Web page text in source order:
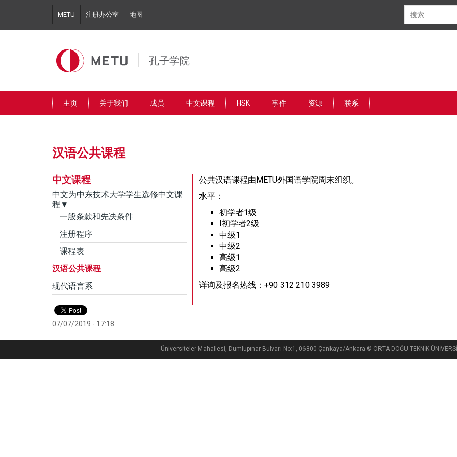
main
METU 注册办公室 地图
孔子学院
主页 关于我们 成员 中文课程 HSK 事件 资源 联系
汉语公共课程
中文课程
中文为中东技术大学学生选修中文课
程 ▾
一般条款和先决条件
注册程序
课程表
汉语公共课程
现代语言系
07/07/2019 - 17:18
公共汉语课程由METU外国语学院周末组织。
水平：
初学者1级
I初学者2级
中级1
中级2
高级1
高级2
详询及报名热线：+90 312 210 3989
Üniversiteler Mahallesi, Dumlupınar Bulvarı No:1, 06800 Çankaya/Ankara © ORTA DOĞU TEKNİK